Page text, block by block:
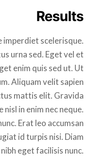
Results
imperdiet scelerisque.
urna sed. Eget vel et
enim quis sed ut. Ut
Aliquam velit sapien
mattis elit. Gravida
nisl in enim nec neque.
Erat leo accumsan
id turpis nisi. Diam
eget facilisis nunc.